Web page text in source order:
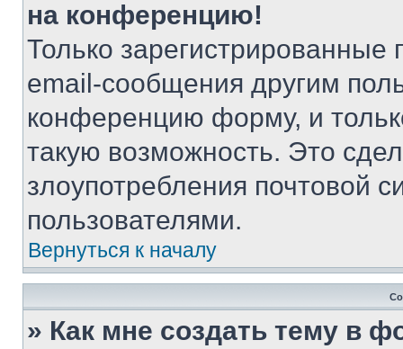
на конференцию!
Только зарегистрированные
email-сообщения другим
конференцию форму, и
такую возможность. Это
злоупотребления почтовой
пользователями.
Вернуться к началу
» Как мне создать тему в